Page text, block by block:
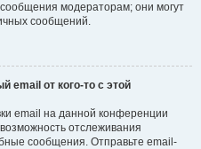
модераторам; они могут
сообщений.
email от кого-то с этой
email на данной конференции
отслеживания
сообщения. Отправьте email-